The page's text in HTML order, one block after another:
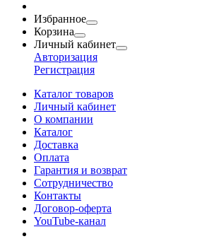
Избранное
Корзина
Личный кабинет
Авторизация
Регистрация
Каталог товаров
Личный кабинет
О компании
Каталог
Доставка
Оплата
Гарантия и возврат
Сотрудничество
Контакты
Договор-оферта
YouTube-канал